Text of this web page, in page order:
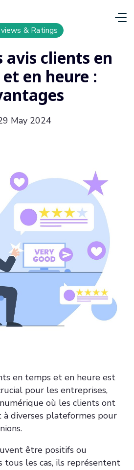
& Ratings
avis clients en
en heure :
May 2024
en temps et en heure est
pour les entreprises,
où les clients ont
à diverses plateformes pour
être positifs ou
tous les cas, ils représentent